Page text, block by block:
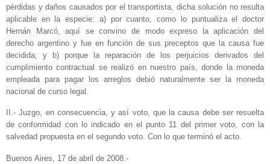
pérdidas y daños causados por el transportista, dicha solución no resulta
aplicable en la especie: a) por cuanto, como lo puntualiza el doctor
Hernán Marcó, aquí se convino de modo expreso la aplicación del
derecho argentino y fue en función de sus preceptos que la causa fue
decidida; y b) porque la reparación de los perjuicios derivados del
cumplimiento contractual se realizó en nuestro país, donde la moneda
empleada para pagar los arreglos debió naturalmente ser la moneda
nacional de curso legal.
II.- Juzgo, en consecuencia, y así voto, que la causa debe ser resuelta
de conformidad con lo indicado en el punto 11 del primer voto, con la
salvedad propuesta en el segundo voto. Con lo que terminó el acto.
Buenos Aires, 17 de abril de 2008.-